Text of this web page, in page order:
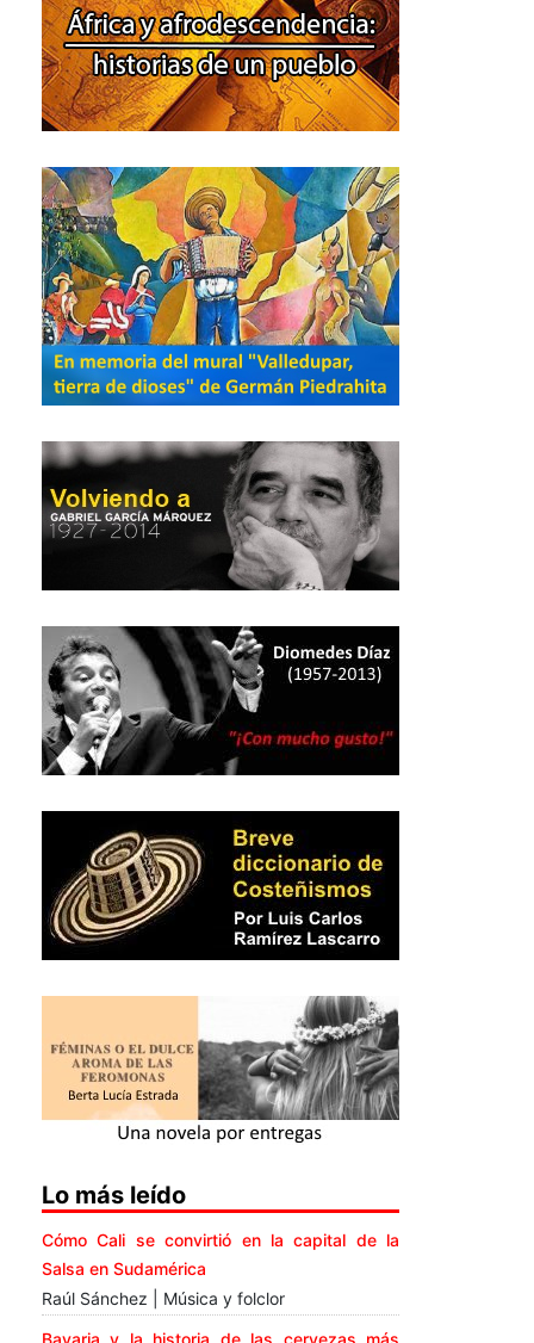
Lo más leído
Cómo Cali se convirtió en la capital de la
Salsa en Sudamérica
Raúl Sánchez | Música y folclor
Bavaria y la historia de las cervezas más